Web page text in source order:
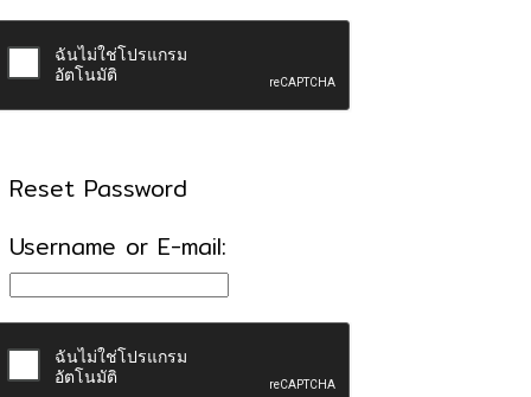
Reset Password
Username or E-mail: